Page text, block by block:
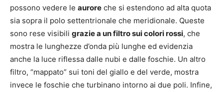
possono vedere le aurore che si estendono ad alta quota
sia sopra il polo settentrionale che meridionale. Queste
sono rese visibili grazie a un filtro sui colori rossi, che
mostra le lunghezze d’onda più lunghe ed evidenzia
anche la luce riflessa dalle nubi e dalle foschie. Un altro
filtro, “mappato” sui toni del giallo e del verde, mostra
invece le foschie che turbinano intorno ai due poli. Infine,